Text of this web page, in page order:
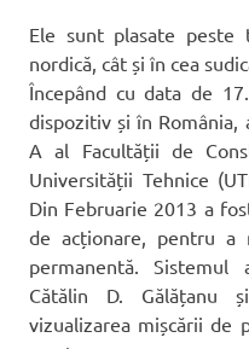
Ele sunt plasate
nordică, cât și în cea
Începând cu data de
dispozitiv și în România,
A al Facultății de
Universității Tehnice
Din Februarie 2013 a
de acționare, pentru a
permanentă.
Cătălin D. Gălățanu
vizualizarea mișcării de